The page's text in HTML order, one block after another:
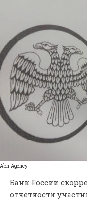
Abn.Agency
Банк России
отчетности